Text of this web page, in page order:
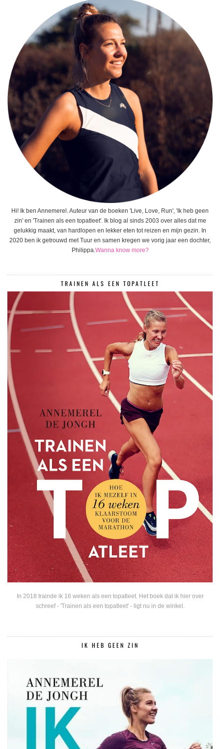
Hi! Ik ben Annemerel. Auteur van de boeken 'Live, Love, Run', 'Ik heb geen
zin' en 'Trainen als een topatleet'. Ik blog al sinds 2003 over alles dat me
gelukkig maakt, van hardlopen en lekker eten tot reizen en mijn gezin. In
2020 ben ik getrouwd met Tuur en samen kregen we vorig jaar een dochter,
Philippa.Wanna know more?
TRAINEN ALS EEN TOPATLEET
In 2018 trainde ik 16 weken als een topatleet. Het boek dat ik hier over
schreef - 'Trainen als een topatleet' - ligt nu in de winkel.
IK HEB GEEN ZIN